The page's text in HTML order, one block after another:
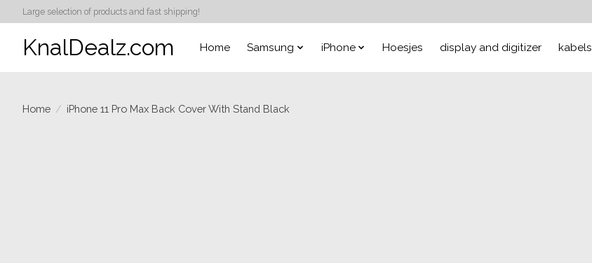
Large selection of products and fast shipping!
KnalDealz.com Home Samsung iPhone Hoesjes display and digitizer kabels
Home / iPhone 11 Pro Max Back Cover With Stand Black